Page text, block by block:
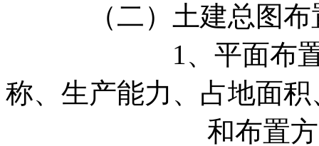
（二）土建总图布
1、平面布置。列
称、生产能力、占地面
和布置方